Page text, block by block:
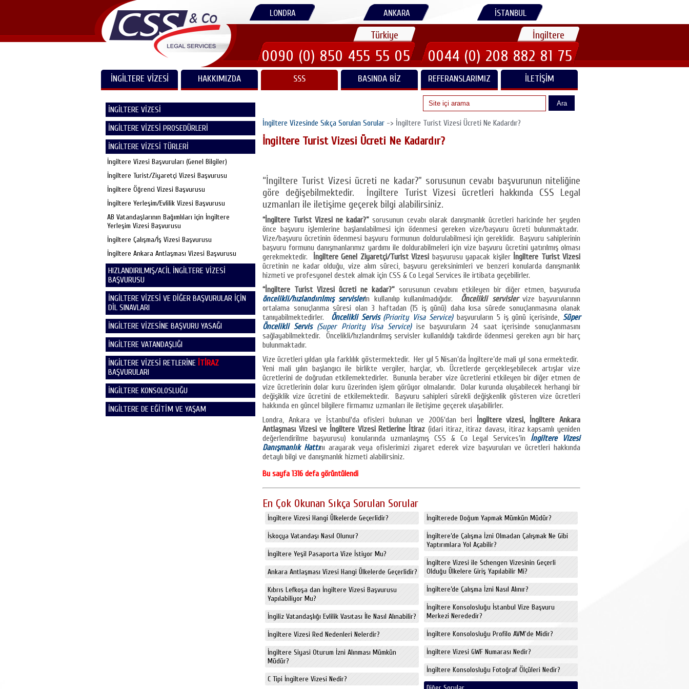
LONDRA ANKARA İSTANBUL
Türkiye
0090 (0) 850 455 55 05
İngiltere
0044 (0) 208 882 81 75
İNGİLTERE VİZESİ HAKKIMIZDA SSS BASINDA BIZ REFERANSLARIMIZ İLETIŞIM
Ara
İNGİLTERE VİZESİ
İNGİLTERE VİZESİ PROSEDÜRLERİ
İNGİLTERE VİZESİ TÜRLERİ
İngiltere Vizesi Başvuruları (Genel Bilgiler)
İngiltere Turist/Ziyaretçi Vizesi Başvurusu
İngiltere Öğrenci Vizesi Başvurusu
İngiltere Yerleşim/Evlilik Vizesi Başvurusu
AB Vatandaşlarının Bağımlıları için İngiltere
Yerleşim Vizesi Başvurusu
İngiltere Çalışma/İş Vizesi Başvurusu
İngiltere Ankara Antlaşması Vizesi Başvurusu
HIZLANDIRILMIŞ/ACİL İNGİLTERE VİZESİ
BAŞVURUSU
İNGİLTERE VİZESİ VE DİĞER BAŞVURULAR İÇİN
DİL SINAVLARI
İNGİLTERE VİZESİNE BAŞVURU YASAĞI
İNGİLTERE VATANDAŞLIĞI
İNGİLTERE VİZESİ RETLERİNE İTİRAZ
BAŞVURULARI
İNGİLTERE KONSOLOSLUĞU
İNGİLTERE DE EĞİTİM VE YAŞAM
İngiltere Vizesinde Sıkça Sorulan Sorular -> İngiltere Turist Vizesi Ücreti Ne Kadardır?
İngiltere Turist Vizesi Ücreti Ne Kadardır?
“İngiltere Turist Vizesi ücreti ne kadar?” sorusunun cevabı başvurunun niteliğine
göre değişebilmektedir. İngiltere Turist Vizesi ücretleri hakkında CSS Legal
uzmanları ile iletişime geçerek bilgi alabilirsiniz.
“İngiltere Turist Vizesi ne kadar?” sorusunun cevabı olarak danışmanlık ücretleri haricinde her şeyden
önce başvuru işlemlerine başlanılabilmesi için ödenmesi gereken vize/başvuru ücreti bulunmaktadır.
Vize/başvuru ücretinin ödenmesi başvuru formunun doldurulabilmesi için gereklidir. Başvuru sahiplerinin
başvuru formunu danışmanlarımız yardımı ile doldurabilmeleri için vize başvuru ücretini yatırılmış olması
gerekmektedir.
İngiltere Genel Ziyaretçi/Turist Vizesi başvurusu yapacak kişiler İngiltere Turist Vizesi
ücretinin ne kadar olduğu, vize alım süreci, başvuru gereksinimleri ve benzeri konularda danışmanlık
hizmeti ve profesyonel destek almak için CSS & Co Legal Services ile irtibata geçebilirler.
“İngiltere Turist Vizesi ücreti ne kadar?”sorusunun cevabını etkileyen bir diğer etmen, başvuruda
öncelikli/hızlandırılmış servislerin kullanılıp kullanılmadığıdır. Öncelikli servislervize başvurularının
ortalama sonuçlanma süresi olan 3 haftadan (15 iş günü) daha kısa sürede sonuçlanmasına olanak
tanıyabilmektedirler. Öncelikli Servis(Priority Visa Service)başvuruların 5 iş günü içerisinde,Süper
Öncelikli Servis(Super Priority Visa Service)ise başvuruların 24 saat içerisinde sonuçlanmasını
sağlayabilmektedir. Öncelikli/hızlandırılmış servisler kullanıldığı takdirde ödenmesi gereken ayrı bir harç
bulunmaktadır.
Vize ücretleri yıldan yıla farklılık göstermektedir. Her yıl 5 Nisan’da İngiltere’de mali yıl sona ermektedir.
Yeni mali yılın başlangıcı ile birlikte vergiler, harçlar, vb. Ücretlerde gerçekleşebilecek artışlar vize
ücretlerini de doğrudan etkilemektedirler. Bununla beraber vize ücretlerini etkileyen bir diğer etmen de
vize ücretlerinin dolar kuru üzerinden işlem görüyor olmalarıdır. Dolar kurunda oluşabilecek herhangi bir
değişiklik vize ücretini de etkilemektedir. Başvuru sahipleri sürekli değişkenlik gösteren vize ücretleri
hakkında en güncel bilgilere firmamız uzmanları ile iletişime geçerek ulaşabilirler.
Londra, Ankara ve İstanbul'da ofisleri bulunan ve 2006'dan beri
İngiltere vizesi, İngiltere Ankara
Antlaşması Vizesi ve İngiltere Vizesi Retlerine İtiraz (idari itiraz, itiraz davası, itiraz kapsamlı yeniden
değerlendirilme başvurusu) konularında uzmanlaşmış CSS & Co Legal Services'in İngiltere Vizesi
Danışmanlık Hattını arayarak veya ofislerimizi ziyaret ederek vize başvuruları ve ücretleri hakkında
detaylı bilgi ve danışmanlık hizmeti alabilirsiniz.
Bu sayfa 1316 defa görüntülendi
En Çok Okunan Sıkça Sorulan Sorular
İngiltere Vizesi Hangi Ülkelerde Geçerlidir?
İskoçya Vatandaşı Nasıl Olunur?
İngiltere Yeşil Pasaporta Vize İstiyor Mu?
Ankara Antlaşması Vizesi Hangi Ülkelerde Geçerlidir?
Kıbrıs Lefkoşa dan İngiltere Vizesi Başvurusu
Yapılabiliyor Mu?
İngiliz Vatandaşlığı Evlilik Vasıtası İle Nasıl Alınabilir?
İngiltere Vizesi Red Nedenleri Nelerdir?
İngiltere Siyasi Oturum İzni Alınması Mümkün
Müdür?
C Tipi İngiltere Vizesi Nedir?
İngilterede Doğum Yapmak Mümkün Müdür?
İngiltere’de Çalışma İzni Olmadan Çalışmak Ne Gibi
Yaptırımlara Yol Açabilir?
İngiltere Vizesi ile Schengen Vizesinin Geçerli
Olduğu Ülkelere Giriş Yapılabilir Mi?
İngiltere’de Çalışma İzni Nasıl Alınır?
İngiltere Konsolosluğu İstanbul Vize Başvuru
Merkezi Nerededir?
İngiltere Konsolosluğu Profilo AVM'de Midir?
İngiltere Vizesi GWF Numarası Nedir?
İngiltere Konsolosluğu Fotoğraf Ölçüleri Nedir?